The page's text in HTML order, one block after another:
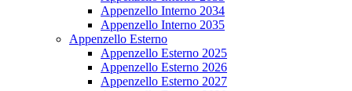
Appenzello Interno 2034
Appenzello Interno 2035
Appenzello Esterno
Appenzello Esterno 2025
Appenzello Esterno 2026
Appenzello Esterno 2027